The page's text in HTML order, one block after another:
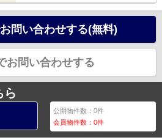
問い合わせする(無料)
お問い合わせする
ら
公開物件数：0件
会員物件数：0件